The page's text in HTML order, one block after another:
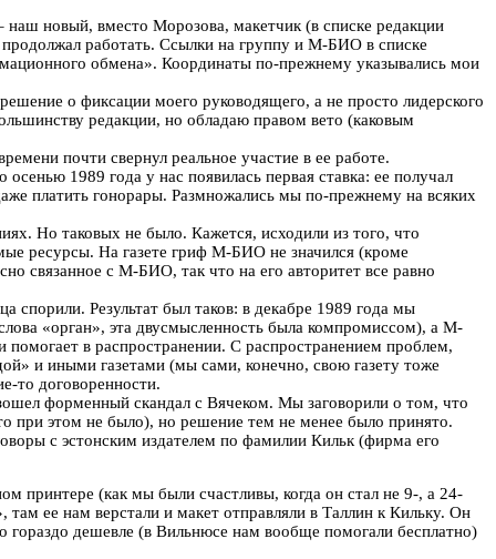
наш новый, вместо Морозова, макетчик (в списке редакции
работать. Ссылки на группу и М-БИО в списке
обмена». Координаты по-прежнему указывались мои
о фиксации моего руководящего, а не просто лидерского
редакции, но обладаю правом вето (каковым
почти свернул реальное участие в ее работе.
1989 года у нас появилась первая ставка: ее получал
платить гонорары. Размножались мы по-прежнему на всяких
Но таковых не было. Кажется, исходили из того, что
ресурсы. На газете гриф М-БИО не значился (кроме
связанное с М-БИО, так что на его авторитет все равно
Результат был таков: в декабре 1989 года мы
«орган», эта двусмысленность была компромиссом), а М-
в распространении. С распространением проблем,
и иными газетами (мы сами, конечно, свою газету тоже
то договоренности.
форменный скандал с Вячеком. Мы заговорили о том, что
при этом не было), но решение тем не менее было принято.
с эстонским издателем по фамилии Кильк (фирма его
принтере (как мы были счастливы, когда он стал не 9-, а 24-
ее нам верстали и макет отправляли в Таллин к Кильку. Он
гораздо дешевле (в Вильнюсе нам вообще помогали бесплатно)